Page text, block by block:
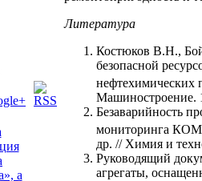
Литература
Костюков В.Н.,
безопасной
Машиностроение.
Безаварийность
мониторинга
др. // Химия и
Руководящий
агрегаты,